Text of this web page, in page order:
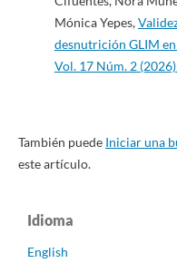
Mónica Yepes,
desnutrición GLIM
Vol. 17 Núm. 2
También puede Iniciar una
este artículo.
Idioma
English